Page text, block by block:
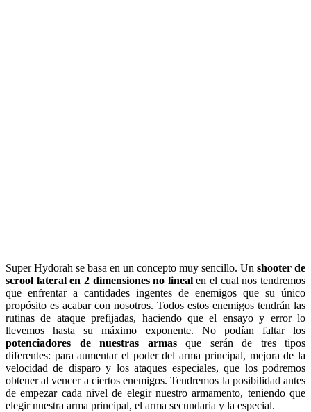
Super Hydorah se basa en un concepto muy sencillo. Un shooter de
scrool lateral en 2 dimensiones no linealen el cual nos tendremos
que enfrentar a cantidades ingentes de enemigos que su único
propósito es acabar con nosotros. Todos estos enemigos tendrán las
rutinas de ataque prefijadas, haciendo que el ensayo y error lo
llevemos hasta su máximo exponente. No podían faltar los
potenciadores de nuestras armasque serán de tres tipos
diferentes: para aumentar el poder del arma principal, mejora de la
velocidad de disparo y los ataques especiales, que los podremos
obtener al vencer a ciertos enemigos. Tendremos la posibilidad antes
de empezar cada nivel de elegir nuestro armamento, teniendo que
elegir nuestra arma principal, el arma secundaria y la especial.